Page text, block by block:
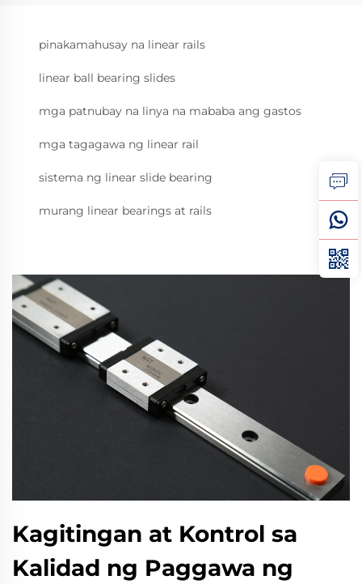
pinakamahusay na linear rails
linear ball bearing slides
mga patnubay na linya na mababa ang gastos
mga tagagawa ng linear rail
sistema ng linear slide bearing
murang linear bearings at rails
Kagitingan at Kontrol sa
Kalidad ng Paggawa ng